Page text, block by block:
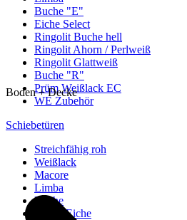
Buche "E"
Eiche Select
Ringolit Buche hell
Ringolit Ahorn / Perlweiß
Ringolit Glattweiß
Buche "R"
Prüm Weißlack EC
WE Zubehör
Schiebetüren
Streichfähig roh
Weißlack
Macore
Limba
Buche
europ. Eiche
Boden + Decke